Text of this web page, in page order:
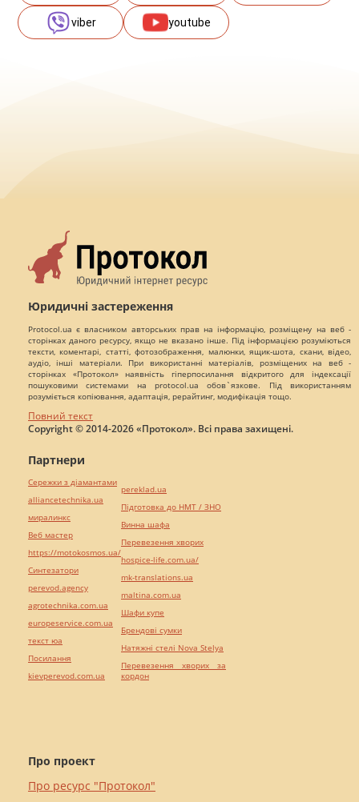
viber youtube
Юридичні застереження
Protocol.ua є власником авторських прав на інформацію, розміщену на веб -
сторінках даного ресурсу, якщо не вказано інше. Під інформацією розуміються
тексти, коментарі, статті, фотозображення, малюнки, ящик-шота, скани, відео,
аудіо, інші матеріали. При використанні матеріалів, розміщених на веб -
сторінках «Протокол» наявність гіперпосилання відкритого для індексації
пошуковими системами на protocol.ua обов`язкове. Під використанням
розуміється копіювання, адаптація, рерайтинг, модифікація тощо.
Повний текст
Copyright © 2014-2026 «Протокол». Всі права захищені.
Про проект
Про ресурс "Протокол"
Партнери
Сережки з діамантами
alliancetechnika.ua
миралинкс
Веб мастер
https://motokosmos.ua/
Синтезатори
perevod.agency
agrotechnika.com.ua
europeservice.com.ua
текст юа
Посилання
kievperevod.com.ua
pereklad.ua
Підготовка до НМТ / ЗНО
Винна шафа
Перевезення хворих
hospice-life.com.ua/
mk-translations.ua
maltina.com.ua
Шафи купе
Брендові сумки
Натяжні стелі Nova Stelya
Перевезення хворих за
кордон